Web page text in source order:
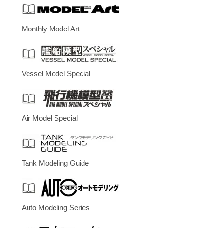
Monthly Model Art
Vessel Model Special
Air Model Special
Tank Modeling Guide
Auto Modeling Series